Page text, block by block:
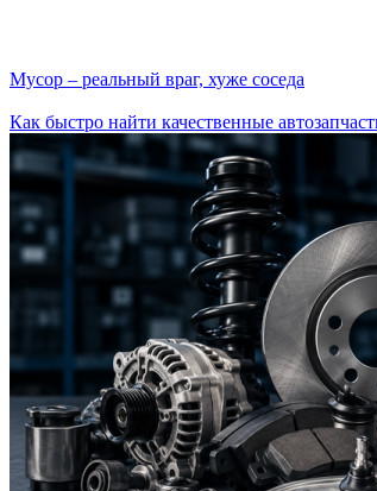
Мусор – реальный враг, хуже соседа
Как быстро найти качественные